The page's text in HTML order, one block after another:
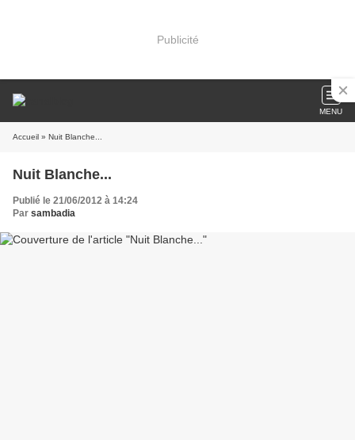
Publicité
MENU
Accueil » Nuit Blanche...
Nuit Blanche...
Publié le 21/06/2012 à 14:24
Par sambadia